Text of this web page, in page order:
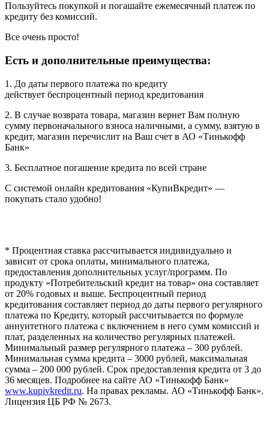
Пользуйтесь покупкой и погашайте ежемесячный платеж по
кредиту без комиссий.
Все очень просто!
Есть и дополнительные преимущества:
1. До даты первого платежа по кредиту
действует беспроцентный период кредитования
2. В случае возврата товара, магазин вернет Вам полную
сумму первоначального взноса наличными, а сумму, взятую в
кредит, магазин перечислит на Ваш счет в АО «Тинькофф
Банк»
3. Бесплатное погашение кредита по всей стране
С системой онлайн кредитования «КупиВкредит» —
покупать стало удобно!
* Процентная ставка рассчитывается индивидуально и
зависит от срока оплаты, минимального платежа,
предоставления дополнительных услуг/программ. По
продукту «Потребительский кредит на товар» она составляет
от 20% годовых и выше. Беспроцентный период
кредитования составляет период до даты первого регулярного
платежа по Кредиту, который рассчитывается по формуле
аннуитетного платежа с включением в него сумм комиссий и
плат, разделенных на количество регулярных платежей.
Минимальный размер регулярного платежа – 300 рублей.
Минимальная сумма кредита – 3000 рублей, максимальная
сумма – 200 000 рублей. Срок предоставления кредита от 3 до
36 месяцев. Подробнее на сайте АО «Тинькофф Банк»
www.kupivkredit.ru. На правах рекламы. АО «Тинькофф Банк».
Лицензия ЦБ РФ № 2673.